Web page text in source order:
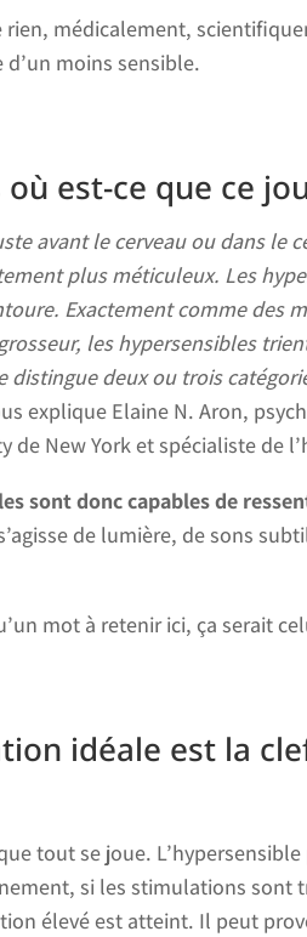
rien, médicalement,
moins sensible.
est-ce que ce
avant le cerveau ou dans le
plus méticuleux. Les
Exactement comme des
les hypersensibles
distingue deux ou trois
explique Elaine N. Aron,
de New York et spécialiste de
sont donc capables de
de lumière, de sons
mot à retenir ici, ça serait
idéale est la
tout se joue.
si les stimulations sont
élevé est atteint. Il peut